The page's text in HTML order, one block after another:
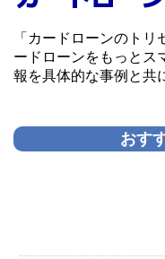
「カードローンのト
ードローンをもっとス
報を具体的な事例と共
おす